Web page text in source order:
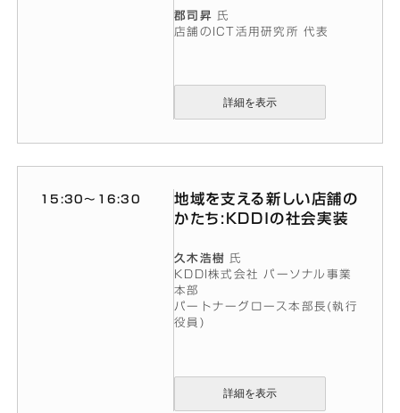
郡司昇 氏
店舗のICT活用研究所 代表
詳細を表示
15:30〜16:30
地域を支える新しい店舗の
かたち:KDDIの社会実装
久木浩樹 氏
KDDI株式会社 パーソナル事業
本部
パートナーグロース本部長(執行
役員)
詳細を表示